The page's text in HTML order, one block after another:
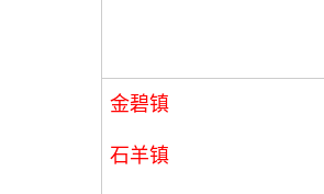
金碧镇
石羊镇